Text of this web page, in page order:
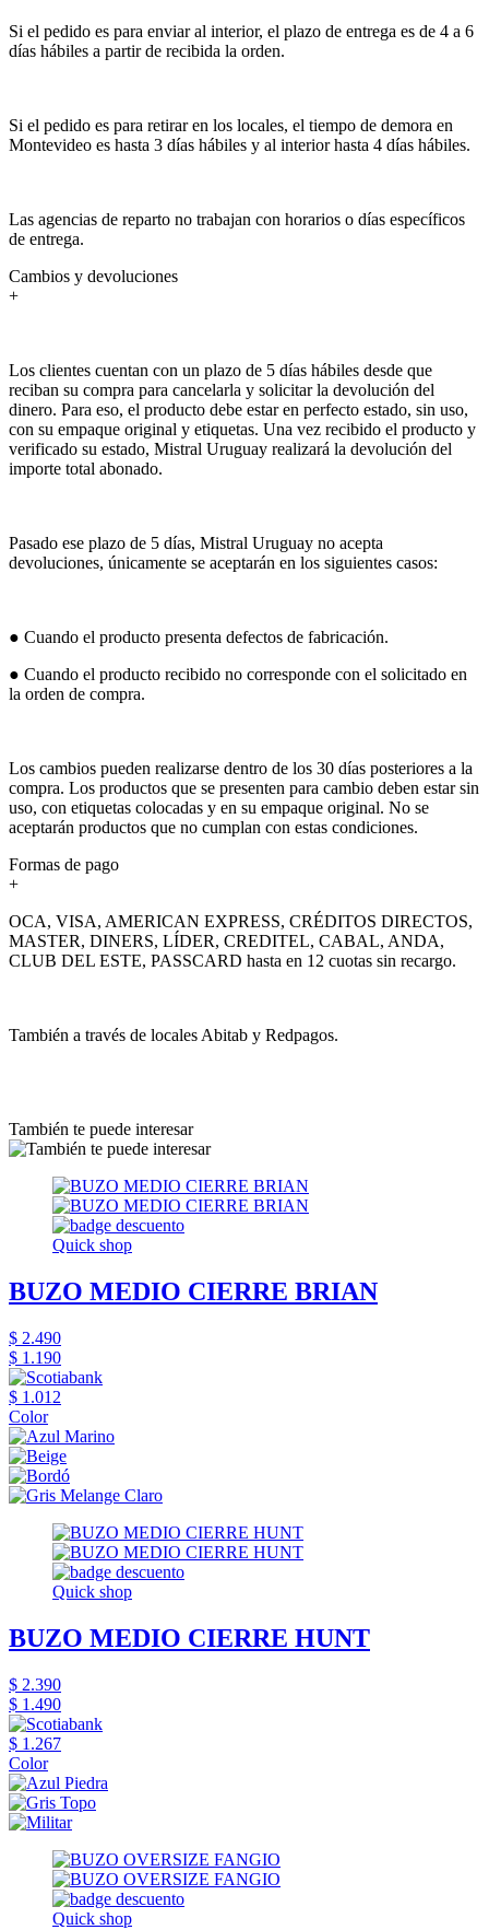
Si el pedido es para enviar al interior, el plazo de entrega es de 4 a 6
días hábiles a partir de recibida la orden.
Si el pedido es para retirar en los locales, el tiempo de demora en
Montevideo es hasta 3 días hábiles y al interior hasta 4 días hábiles.
Las agencias de reparto no trabajan con horarios o días específicos
de entrega.
Cambios y devoluciones
+
Los clientes cuentan con un plazo de 5 días hábiles desde que
reciban su compra para cancelarla y solicitar la devolución del
dinero. Para eso, el producto debe estar en perfecto estado, sin uso,
con su empaque original y etiquetas. Una vez recibido el producto y
verificado su estado, Mistral Uruguay realizará la devolución del
importe total abonado.
Pasado ese plazo de 5 días, Mistral Uruguay no acepta
devoluciones, únicamente se aceptarán en los siguientes casos:
● Cuando el producto presenta defectos de fabricación.
● Cuando el producto recibido no corresponde con el solicitado en
la orden de compra.
Los cambios pueden realizarse dentro de los 30 días posteriores a la
compra. Los productos que se presenten para cambio deben estar sin
uso, con etiquetas colocadas y en su empaque original. No se
aceptarán productos que no cumplan con estas condiciones.
Formas de pago
+
OCA, VISA, AMERICAN EXPRESS, CRÉDITOS DIRECTOS,
MASTER, DINERS, LÍDER, CREDITEL, CABAL, ANDA,
CLUB DEL ESTE, PASSCARD hasta en 12 cuotas sin recargo.
También a través de locales Abitab y Redpagos.
También te puede interesar
Quick shop
BUZO MEDIO CIERRE BRIAN
$ 2.490
$ 1.190
$ 1.012
Color
Quick shop
BUZO MEDIO CIERRE HUNT
$ 2.390
$ 1.490
$ 1.267
Color
Quick shop